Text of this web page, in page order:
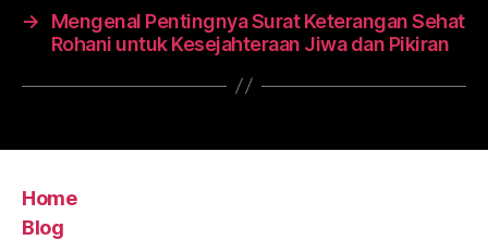
→
Mengenal Pentingnya Surat Keterangan Sehat
Rohani untuk Kesejahteraan Jiwa dan Pikiran
Home
Blog